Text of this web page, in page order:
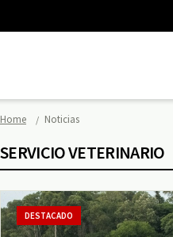
Home Noticias
SERVICIO VETERINARIO
DESTACADO